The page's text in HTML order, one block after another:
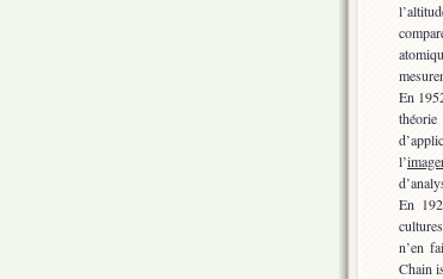
En
théorie
l’
En
n’en
Chain